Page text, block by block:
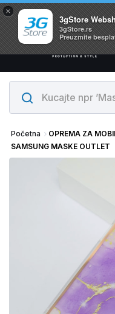
×
3gStore
3gStore.rs
Preuzmite
Svi proizvodi
Početna OPREMA ZA
SAMSUNG MASKE OUTLET